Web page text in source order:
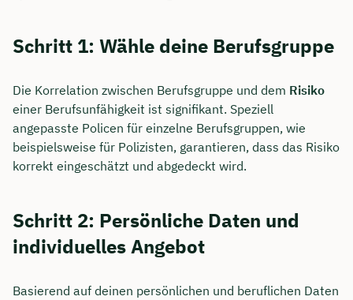
Schritt 1: Wähle deine Berufsgruppe
Die Korrelation zwischen Berufsgruppe und dem Risiko
einer Berufsunfähigkeit ist signifikant. Speziell
angepasste Policen für einzelne Berufsgruppen, wie
beispielsweise für Polizisten, garantieren, dass das Risiko
korrekt eingeschätzt und abgedeckt wird.
Schritt 2: Persönliche Daten und
individuelles Angebot
Basierend auf deinen persönlichen und beruflichen Daten